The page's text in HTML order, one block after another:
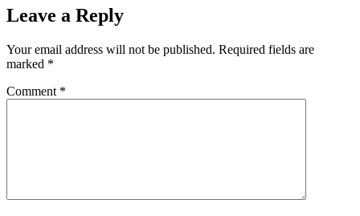
Leave a Reply
Your email address will not be published. Required fields are
marked *
Comment *